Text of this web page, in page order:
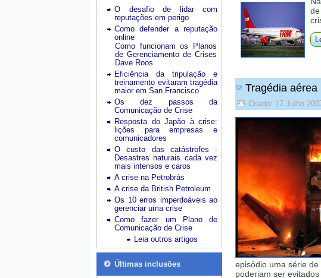
O desafio de lidar com
reputações em perigo
Como defender a reputação
online
Como funcionam os Planos
de Gerenciamento de Crises
Dave Roos
Eficiência da tripulação e
treinamento evitaram tragédia
maior em San Francisco
Os dez passos da
Comunicação de Crise
Resposta do Japão à crise:
lições para empresas e
comunicadores
O custo das catástrofes -
Desastres naturais cada vez
mais intensos e caros
A crise na Petrobrás
A crise da British Petroleum
Os 10 erros imperdoáveis ao
gerenciar uma crise
Como fazer um Plano de
Comunicação de Crise
Leia outros artigos
Últimas inclusões
Tragédia
Criado: 17 Julho
episódio uma série
poderiam ser